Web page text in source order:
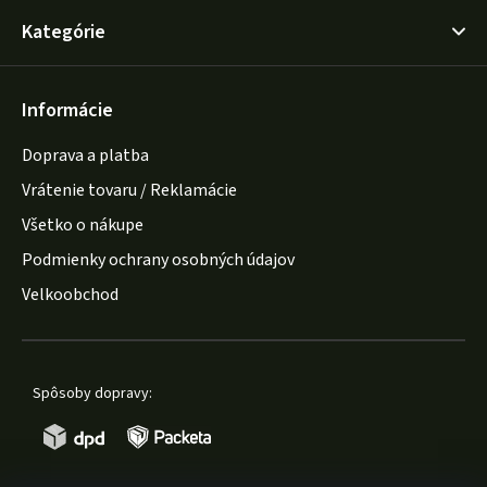
Kategórie
Informácie
Doprava a platba
Vrátenie tovaru / Reklamácie
Všetko o nákupe
Podmienky ochrany osobných údajov
Velkoobchod
Spôsoby dopravy: